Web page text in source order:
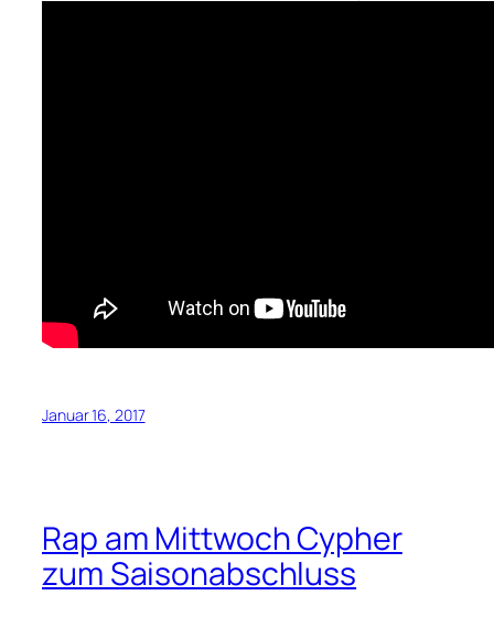
Januar 16, 2017
Rap am Mittwoch Cypher
zum Saisonabschluss